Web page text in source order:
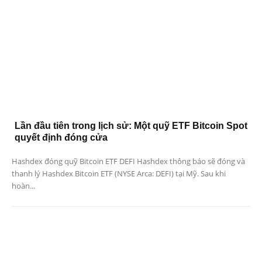
Lần đầu tiên trong lịch sử: Một quỹ ETF Bitcoin Spot
quyết định đóng cửa
Hashdex đóng quỹ Bitcoin ETF DEFI Hashdex thông báo sẽ đóng và
thanh lý Hashdex Bitcoin ETF (NYSE Arca: DEFI) tại Mỹ. Sau khi
hoàn...